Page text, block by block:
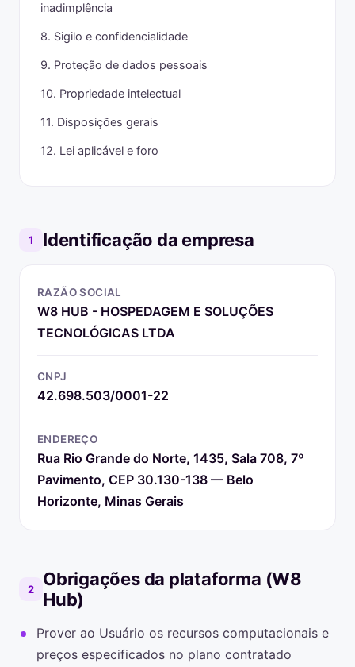
inadimplência
8. Sigilo e confidencialidade
9. Proteção de dados pessoais
10. Propriedade intelectual
11. Disposições gerais
12. Lei aplicável e foro
1 Identificação da empresa
RAZÃO SOCIAL
W8 HUB - HOSPEDAGEM E SOLUÇÕES
TECNOLÓGICAS LTDA
CNPJ
42.698.503/0001-22
ENDEREÇO
Rua Rio Grande do Norte, 1435, Sala 708, 7º
Pavimento, CEP 30.130-138 — Belo
Horizonte, Minas Gerais
2
Obrigações da plataforma (W8
Hub)
Prover ao Usuário os recursos computacionais e
preços especificados no plano contratado